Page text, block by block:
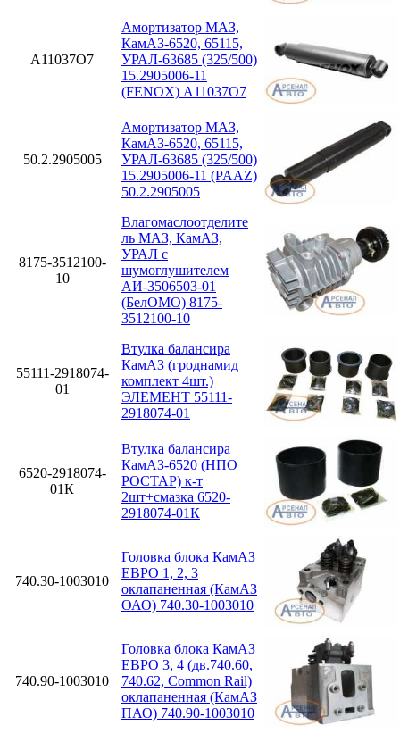
A11037O7
Амортизатор МАЗ,
КамАЗ-6520, 65115,
УРАЛ-63685 (325/500)
15.2905006-11
(FENOX) A11037O7
50.2.2905005
Амортизатор МАЗ,
КамАЗ-6520, 65115,
УРАЛ-63685 (325/500)
15.2905006-11 (PAAZ)
50.2.2905005
8175-3512100-
10
Влагомаслоотделите
ль МАЗ, КамАЗ,
УРАЛ с
шумоглушителем
АИ-3506503-01
(БелОМО) 8175-
3512100-10
55111-2918074-
01
Втулка балансира
КамАЗ (гроднамид
комплект 4шт.)
ЭЛЕМЕНТ 55111-
2918074-01
6520-2918074-
01К
Втулка балансира
КамАЗ-6520 (НПО
РОСТАР) к-т
2шт+смазка 6520-
2918074-01К
740.30-1003010
Головка блока КамАЗ
ЕВРО 1, 2, 3
оклапаненная (КамАЗ
ОАО) 740.30-1003010
740.90-1003010
Головка блока КамАЗ
ЕВРО 3, 4 (дв.740.60,
740.62, Common Rail)
оклапаненная (КамАЗ
ПАО) 740.90-1003010